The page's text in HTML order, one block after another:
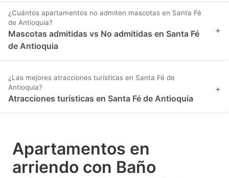
¿Cuántos apartamentos no admiten mascotas en Santa Fé
de Antioquia?
Mascotas admitidas vs No admitidas en Santa Fé
de Antioquia
+
¿Las mejores atracciones turísticas en Santa Fé de
Antioquia?
Atracciones turísticas en Santa Fé de Antioquia
+
Apartamentos en
arriendo con Baño